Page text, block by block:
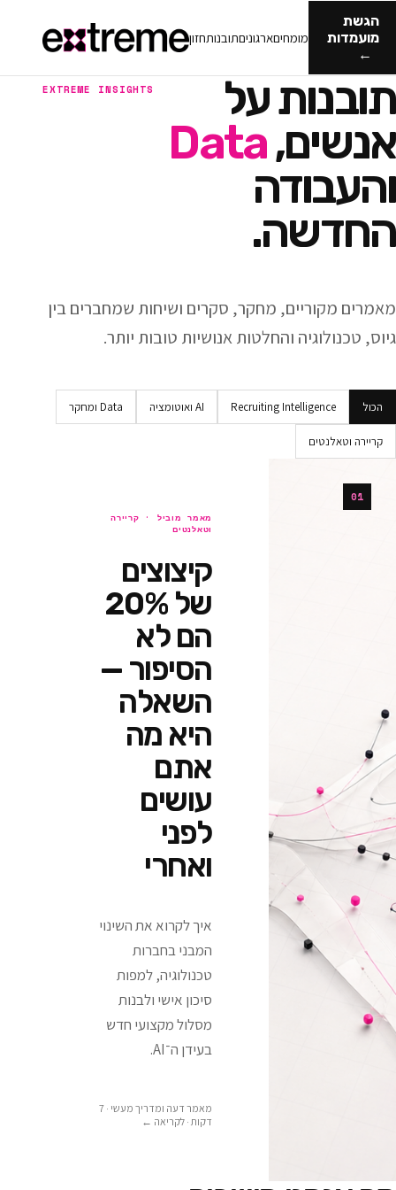
מומחיםארגונים תובנותחזון
על
Data
EXTREME INSIGHTS
מחקר, סקרים ושיחות שמחברים בין
והחלטות אנושיות טובות יותר.
Recruiting AI ואוטומציה Data ומחקר
קריירה
קיצוצים
של 20%
הם לא
הסיפור —
השאלה
היא מה
לפני
איך לקרוא את השינוי
המבני בחברות
טכנולוגיה, למפות
סיכון אישי ולבנות
מסלול מקצועי חדש
מאמר דעה ומדריך מעשי · 7